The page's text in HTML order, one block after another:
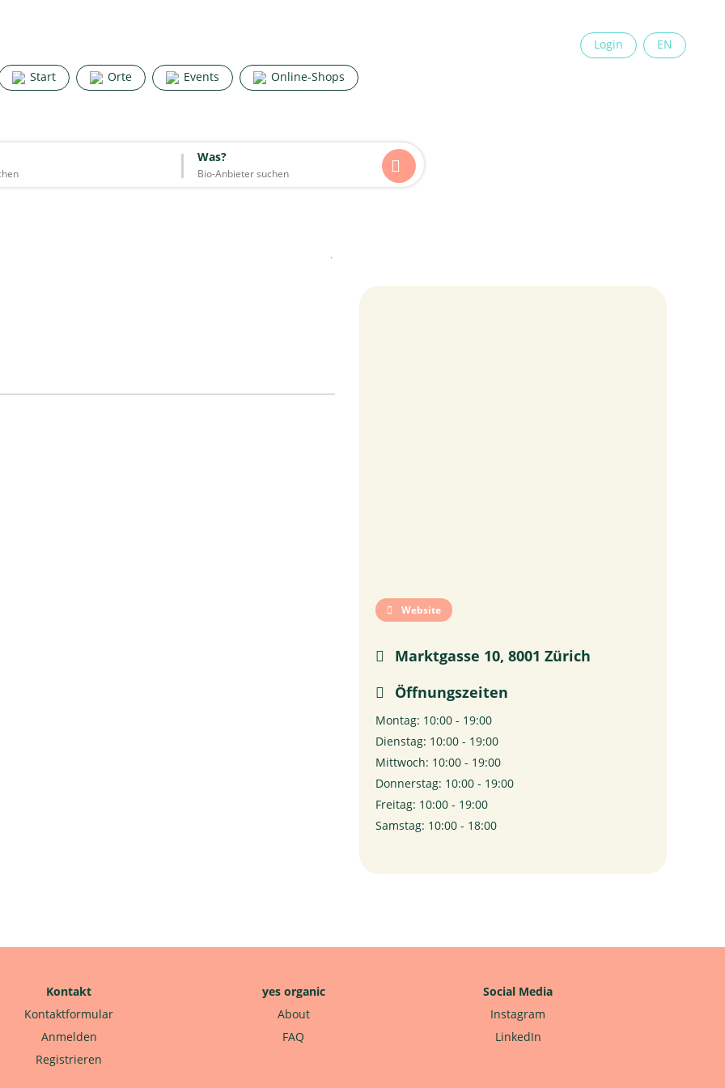
Start Orte Events Online-Shops
Login EN
Was?
×
Start Orte Events Online-Shops
Was?
Website
Marktgasse 10, 8001 Zürich
Öffnungszeiten
Montag: 10:00 - 19:00
Dienstag: 10:00 - 19:00
Mittwoch: 10:00 - 19:00
Donnerstag: 10:00 - 19:00
Freitag: 10:00 - 19:00
Samstag: 10:00 - 18:00
Kontakt
Kontaktformular
Anmelden
Registrieren
yes organic
About
FAQ
Social Media
Instagram
LinkedIn